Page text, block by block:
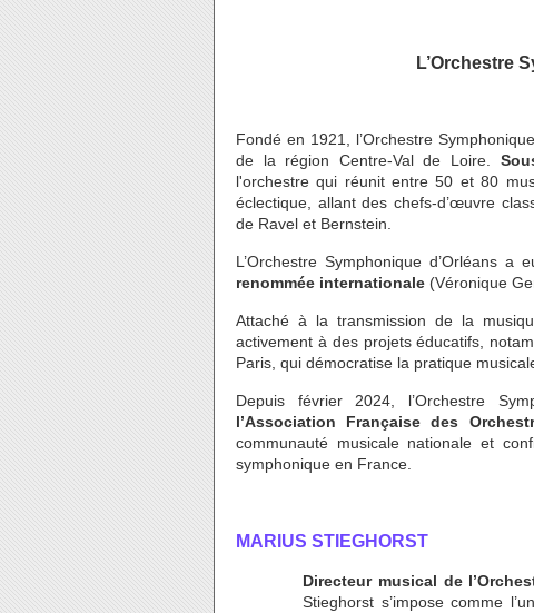
L’Orchestre
Fondé en 1921, l’Orchestre
de la région Centre-Val de Loire.
l'orchestre qui réunit entre 50 et 80
éclectique, allant des chefs-d’œuvre
de Ravel et Bernstein.
L’Orchestre Symphonique d’Orléans
renommée internationale (Véronique
Attaché à la transmission de la
activement à des projets éducatifs,
Paris, qui démocratise la pratique
Depuis février 2024, l’Orchestre
l’Association Française des
communauté musicale nationale et
symphonique en France.
MARIUS STIEGHORST
Directeur musical de
Stieghorst s’impose comme